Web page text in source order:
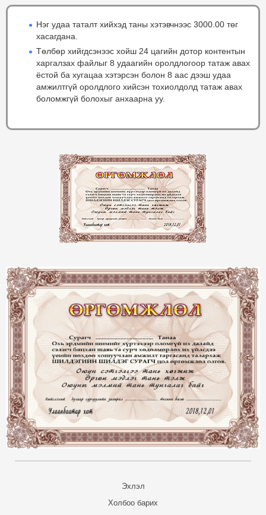
Нэг удаа таталт хийхэд таны хэтэвчнээс 3000.00 төг
хасагдана.
Төлбөр хийгдсэнээс хойш 24 цагийн дотор контентын
харгалзах файлыг 8 удаагийн оролдлогоор татаж авах
ёстой ба хугацаа хэтэрсэн болон 8 аас дээш удаа
амжилтгүй оролдлого хийсэн тохиолдолд татаж авах
боломжгүй болохыг анхаарна уу.
Эхлэл
Холбоо барих